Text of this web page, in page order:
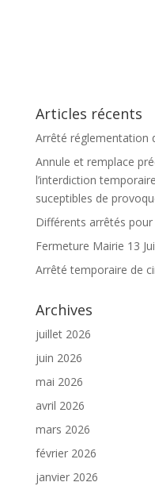
Articles récents
Arrêté réglementation
Annule et remplace
l’interdiction
suceptibles de
Différents arrêtés pour
Fermeture Mairie 13
Arrêté temporaire de
Archives
juillet 2026
juin 2026
mai 2026
avril 2026
mars 2026
février 2026
janvier 2026